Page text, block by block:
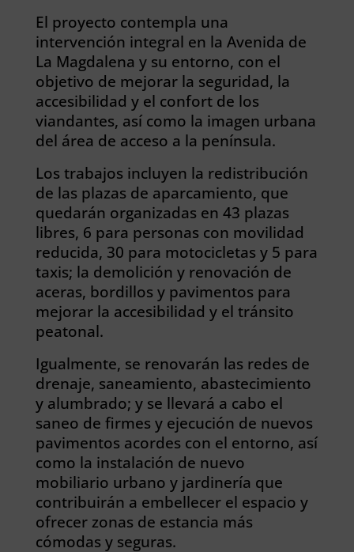
El proyecto contempla una
intervención integral en la Avenida de
La Magdalena y su entorno, con el
objetivo de mejorar la seguridad, la
accesibilidad y el confort de los
viandantes, así como la imagen urbana
del área de acceso a la península.
Los trabajos incluyen la redistribución
de las plazas de aparcamiento, que
quedarán organizadas en 43 plazas
libres, 6 para personas con movilidad
reducida, 30 para motocicletas y 5 para
taxis; la demolición y renovación de
aceras, bordillos y pavimentos para
mejorar la accesibilidad y el tránsito
peatonal.
Igualmente, se renovarán las redes de
drenaje, saneamiento, abastecimiento
y alumbrado; y se llevará a cabo el
saneo de firmes y ejecución de nuevos
pavimentos acordes con el entorno, así
como la instalación de nuevo
mobiliario urbano y jardinería que
contribuirán a embellecer el espacio y
ofrecer zonas de estancia más
cómodas y seguras.